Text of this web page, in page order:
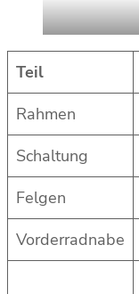
Teil
Rahmen
Schaltung
Felgen
Vorderradnabe